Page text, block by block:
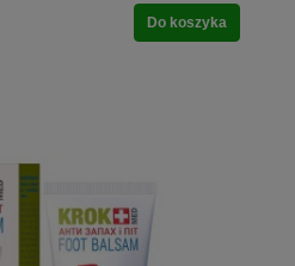
Do koszyka